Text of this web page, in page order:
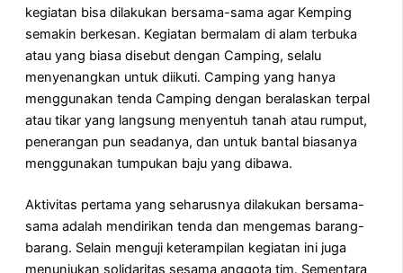
kegiatan bisa dilakukan bersama-sama agar Kemping
semakin berkesan. Kegiatan bermalam di alam terbuka
atau yang biasa disebut dengan Camping, selalu
menyenangkan untuk diikuti. Camping yang hanya
menggunakan tenda Camping dengan beralaskan terpal
atau tikar yang langsung menyentuh tanah atau rumput,
penerangan pun seadanya, dan untuk bantal biasanya
menggunakan tumpukan baju yang dibawa.
Aktivitas pertama yang seharusnya dilakukan bersama-
sama adalah mendirikan tenda dan mengemas barang-
barang. Selain menguji keterampilan kegiatan ini juga
menunjukan solidaritas sesama anggota tim. Sementara